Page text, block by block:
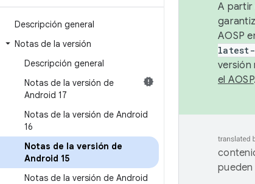
Descripción general
Notas de la versión
Descripción general
Notas de la versión de
Android 17
Notas de la versión de Android
16
Notas de la versión de
Android 15
Notas de la versión de Android
A partir
AOSP
latest-
versión
el AOSP.